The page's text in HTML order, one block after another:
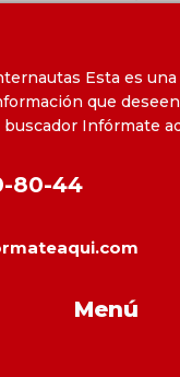
Esta es una
que
buscador Infórmate
80-44
Menú